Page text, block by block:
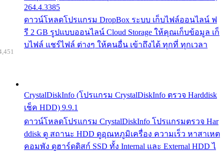
264.4.3385
ดาวน์โหลดโปรแกรม DropBox ระบบ เก็บไฟล์ออนไลน์ ฟ
รี 2 GB รูปแบบออนไลน์ Cloud Storage ให้คุณเก็บข้อมูล เก็
บไฟล์ แชร์ไฟล์ ต่างๆ ให้คนอื่น เข้าถึงได้ ทุกที่ ทุกเวลา
CrystalDiskInfo (โปรแกรม CrystalDiskInfo ตรวจ Harddisk
เช็ค HDD) 9.9.1
ดาวน์โหลดโปรแกรม CrystalDiskInfo โปรแกรมตรวจ Har
ddisk ดู สถานะ HDD ดูอุณหภูมิเครื่อง ความเร็ว หาสาเหต
คอมพัง ดูฮาร์ดดิสก์ SSD ทั้ง Internal และ External HDD ไ